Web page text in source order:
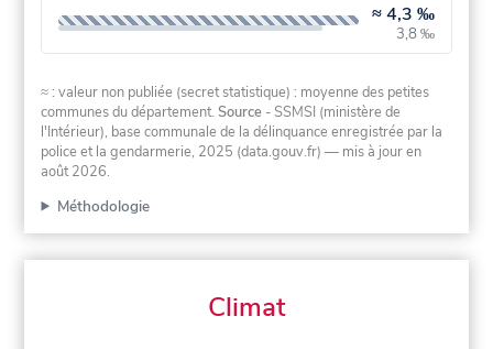
≈4,3 ‰
3,8 ‰
≈ : valeur non publiée (secret statistique) : moyenne des petites
communes du département.Source - SSMSI (ministère de
l'Intérieur), base communale de la délinquance enregistrée par la
police et la gendarmerie, 2025 (data.gouv.fr) — mis à jour en
août 2026.
Méthodologie
Climat